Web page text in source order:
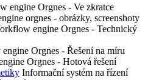
engine Orgnes - Ve zkratce
orgnes - obrázky, screenshoty
engine Orgnes - Technický
Orgnes - Řešení na míru
Orgnes - Hotová řešení
Informační systém na řízení